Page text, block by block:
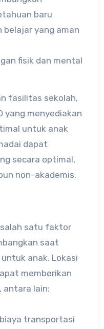
baru
belajar yang aman
fisik dan mental
fasilitas sekolah,
yang menyediakan
untuk anak
dapat
secara optimal,
non-akademis.
satu faktor
saat
anak. Lokasi
memberikan
antara lain:
transportasi